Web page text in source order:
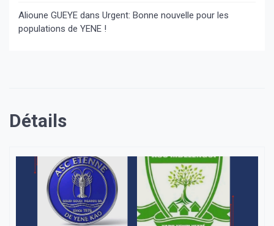
Alioune GUEYE dans Urgent: Bonne nouvelle pour les
populations de YENE !
Détails